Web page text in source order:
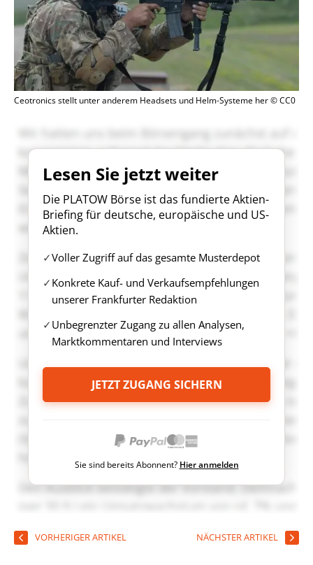
Ceotronics stellt unter anderem Headsets und Helm-Systeme her © CC0
Lesen Sie jetzt weiter
Die PLATOW Börse ist das fundierte Aktien-
Briefing für deutsche, europäische und US-
Aktien.
Voller Zugriff auf das gesamte Musterdepot
Konkrete Kauf- und Verkaufsempfehlungen
unserer Frankfurter Redaktion
Unbegrenzter Zugang zu allen Analysen,
Marktkommentaren und Interviews
JETZT ZUGANG SICHERN
Sie sind bereits Abonnent? Hier anmelden
VORHERIGER ARTIKEL NÄCHSTER ARTIKEL